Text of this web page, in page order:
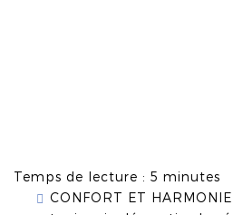
Temps de lecture : 5 minutes
CONFORT ET